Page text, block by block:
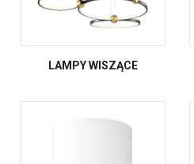
LAMPY WISZĄCE